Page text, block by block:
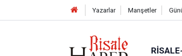
Yazarlar Manşetler